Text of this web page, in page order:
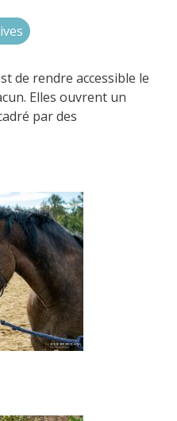
de rendre accessible le
Elles ouvrent un
par des